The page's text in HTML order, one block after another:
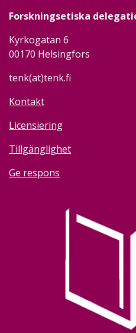
Forskningsetiska
Kyrkogatan 6
00170 Helsingfors
tenk(at)tenk.fi
Kontakt
Licensiering
Tillgänglighet
Ge respons